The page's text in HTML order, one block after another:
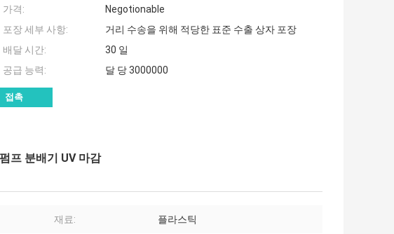
가격:
Negotionable
포장 세부 사항:
거리 수송을 위해 적당한 표준 수출 상자 포장
배달 시간:
30 일
공급 능력:
달 당 3000000
접촉
프 분배기 UV 마감
재료: 플라스틱